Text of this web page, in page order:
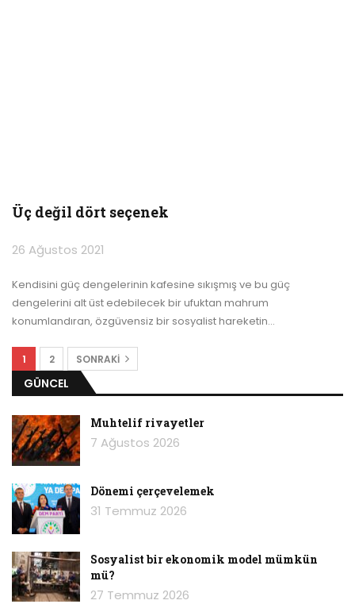
Üç değil dört seçenek
26 Ağustos 2021
Kendisini güç dengelerinin kafesine sıkışmış ve bu güç
dengelerini alt üst edebilecek bir ufuktan mahrum
konumlandıran, özgüvensiz bir sosyalist hareketin…
1 2 SONRAKI
GÜNCEL
Muhtelif rivayetler
7 Ağustos 2026
Dönemi çerçevelemek
31 Temmuz 2026
Sosyalist bir ekonomik model mümkün
mü?
27 Temmuz 2026